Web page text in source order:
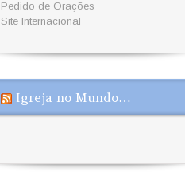
Pedido de Orações
Site Internacional
Igreja no Mundo…